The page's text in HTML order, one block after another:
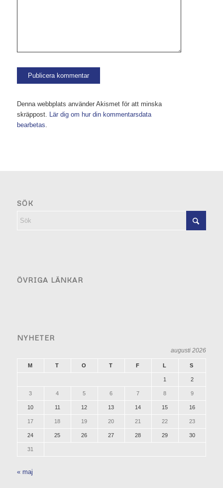
Denna webbplats använder Akismet för att minska
skräppost. Lär dig om hur din kommentarsdata
bearbetas.
SÖK
ÖVRIGA LÄNKAR
NYHETER
augusti 2026
M T O T F L S
1 2
3 4 5 6 7 8 9
10 11 12 13 14 15 16
17 18 19 20 21 22 23
24 25 26 27 28 29 30
31
« maj